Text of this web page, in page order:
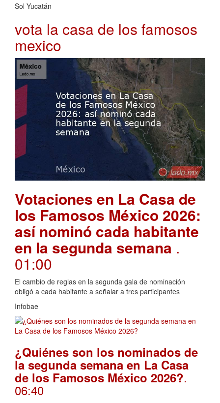
Sol Yucatán
vota la casa de los famosos
mexico
Votaciones en La Casa de
los Famosos México 2026:
así nominó cada habitante
en la segunda semana .
01:00
El cambio de reglas en la segunda gala de nominación
obligó a cada habitante a señalar a tres participantes
Infobae
¿Quiénes son los nominados de
la segunda semana en La Casa
de los Famosos México 2026?.
06:40